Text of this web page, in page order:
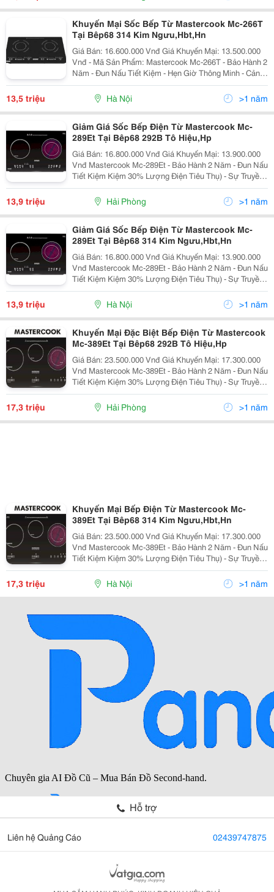
Khuyến Mại Sốc Bếp Từ Mastercook Mc-266T
Tại Bêp68 314 Kim Ngưu,Hbt,Hn
Giá Bán: 16.600.000 Vnđ Giá Khuyến Mại: 13.500.000
Vnđ - Mã Sản Phẩm: Mastercook Mc-266T - Bảo Hành 2
Năm - Đun Nấu Tiết Kiệm - Hẹn Giờ Thông Minh - Cảnh
Báo Nhiệt Dư Vùng Nấu - Hệ Thống Bảo Vệ An Toàn
Quá Nhiệt, Quá
13,5 triệu Hà Nội >1 năm
Giảm Giá Sốc Bếp Điện Từ Mastercook Mc-
289Et Tại Bêp68 292B Tô Hiệu,Hp
Giá Bán: 16.800.000 Vnđ Giá Khuyến Mại: 13.900.000
Vnđ Mastercook Mc-289Et - Bảo Hành 2 Năm - Đun Nấu
Tiết Kiệm Kiệm 30% Lượng Điện Tiêu Thụ) - Sự Truyền
Nhiệt Từ Mặt Bếp Trực Tiếp Lên Đáy Nồi Qua Công
Nghệ Cảm Ứng Sẽ Gi
13,9 triệu Hải Phòng >1 năm
Giảm Giá Sốc Bếp Điện Từ Mastercook Mc-
289Et Tại Bêp68 314 Kim Ngưu,Hbt,Hn
Giá Bán: 16.800.000 Vnđ Giá Khuyến Mại: 13.900.000
Vnđ Mastercook Mc-289Et - Bảo Hành 2 Năm - Đun Nấu
Tiết Kiệm Kiệm 30% Lượng Điện Tiêu Thụ) - Sự Truyền
Nhiệt Từ Mặt Bếp Trực Tiếp Lên Đáy Nồi Qua Công
Nghệ Cảm Ứng Sẽ Gi
13,9 triệu Hà Nội >1 năm
Khuyến Mại Đặc Biệt Bếp Điện Từ Mastercook
Mc-389Et Tại Bêp68 292B Tô Hiệu,Hp
Giá Bán: 23.500.000 Vnđ Giá Khuyến Mại: 17.300.000
Vnđ Mastercook Mc-389Et - Bảo Hành 2 Năm - Đun Nấu
Tiết Kiệm Kiệm 30% Lượng Điện Tiêu Thụ) - Sự Truyền
Nhiệt Từ Mặt Bếp Trực Tiếp Lên Đáy Nồi Qua Công
Nghệ Cảm Ứng Sẽ
17,3 triệu Hải Phòng >1 năm
Khuyến Mại Bếp Điện Từ Mastercook Mc-
389Et Tại Bêp68 314 Kim Ngưu,Hbt,Hn
Giá Bán: 23.500.000 Vnđ Giá Khuyến Mại: 17.300.000
Vnđ Mastercook Mc-389Et - Bảo Hành 2 Năm - Đun Nấu
Tiết Kiệm Kiệm 30% Lượng Điện Tiêu Thụ) - Sự Truyền
Nhiệt Từ Mặt Bếp Trực Tiếp Lên Đáy Nồi Qua Công
Nghệ Cảm Ứng Sẽ
17,3 triệu Hà Nội >1 năm
Hỗ trợ
Liên hệ Quảng Cáo 02439747875